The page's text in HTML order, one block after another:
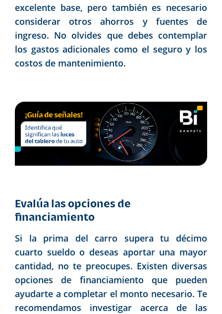
excelente base, pero también es necesario
considerar otros ahorros y fuentes de
ingreso. No olvides que debes contemplar
los gastos adicionales como el seguro y los
costos de mantenimiento.
Evalúa las opciones de
financiamiento
Si la prima del carro supera tu décimo
cuarto sueldo o deseas aportar una mayor
cantidad, no te preocupes. Existen diversas
opciones de financiamiento que pueden
ayudarte a completar el monto necesario. Te
recomendamos investigar acerca de las